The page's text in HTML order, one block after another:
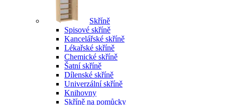
Skříně
Spisové skříně
Kancelářské skříně
Lékařské skříně
Chemické skříně
Šatní skříně
Dílenské skříně
Univerzální skříně
Knihovny
Skříně na pomůcky